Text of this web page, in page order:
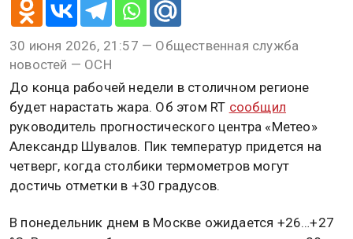
30 июня 2026, 21:57 — Общественная служба
новостей — ОСН
До конца рабочей недели в столичном регионе
будет нарастать жара. Об этом RT сообщил
руководитель прогностического центра «Метео»
Александр Шувалов. Пик температур придется на
четверг, когда столбики термометров могут
достичь отметки в +30 градусов.
В понедельник днем в Москве ожидается +26…+27